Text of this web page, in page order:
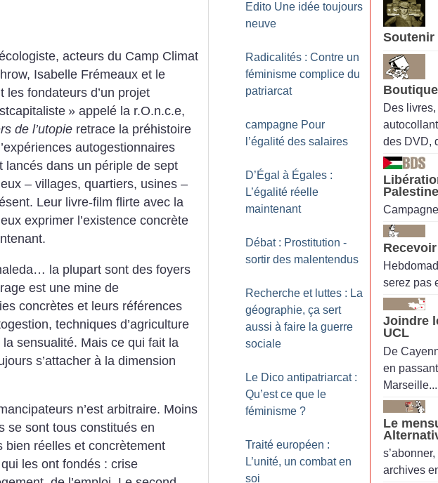
acteurs du Camp Climat
Isabelle Frémeaux et le
fondateurs d’un projet
» appelé la r.O.n.c.e,
de l’utopie retrace la préhistoire
autogestionnaires
lancés dans un périple de sept
– villages, quartiers, usines –
Leur livre-film flirte avec la
exprimer l’existence concrète
la plupart sont des foyers
est une mine de
concrètes et leurs références
techniques d’agriculture
sensualité. Mais ce qui fait la
s’attacher à la dimension
n’est arbitraire. Moins
se sont tous constitués en
bien réelles et concrètement
les ont fondés : crise
Edito Une idée toujours
neuve
Radicalités : Contre un
féminisme complice du
patriarcat
campagne Pour
l’égalité des salaires
D’Égal à Égales :
L’égalité réelle
maintenant
Débat : Prostitution -
sortir des malentendus
Recherche et luttes : La
géographie, ça sert
aussi à faire la guerre
sociale
Le Dico antipatriarcat :
Qu’est ce que le
féminisme ?
Traité européen :
L’unité, un combat en
soi
Soutenir
Des
des DVD,
Palestine
serez pas
Joindre
UCL
De
en
Marseille...
Le
archives